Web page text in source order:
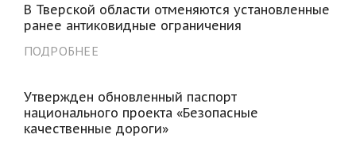
В Тверской области отменяются установленные
ранее антиковидные ограничения
ПОДРОБНЕЕ
Утвержден обновленный паспорт
национального проекта «Безопасные
качественные дороги»